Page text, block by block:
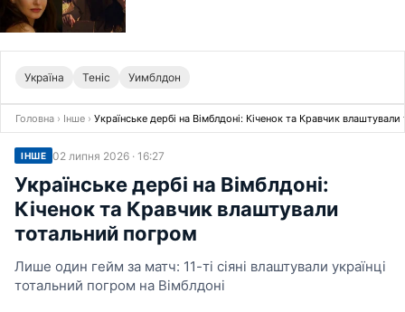
Україна Теніс Уимблдон
Головна › Інше › Українське дербі на Вімблдоні: Кіченок та Кравчик
ІНШЕ 02 липня 2026 · 16:27
Українське дербі на Вімблдоні:
Кіченок та Кравчик влаштували
тотальний погром
Лише один гейм за матч: 11-ті сіяні влаштували українці
тотальний погром на Вімблдоні